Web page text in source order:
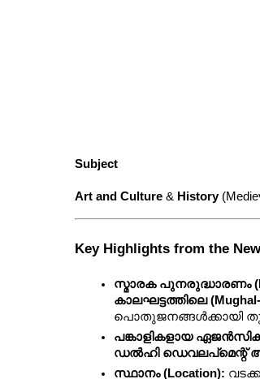
Subject
Art and Culture & History
Key Highlights from
സ്മാരക പുനരുദ്ധാരണം
കാലഘട്ടത്തിലെ
പൊതുജനങ്ങൾക്കായി
പങ്കാളികളായ
ഡൽഹി
സ്ഥാനം (Location):